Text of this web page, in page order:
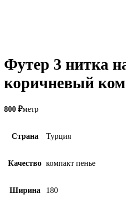
Футер 3 нитка
коричневый
800 ₽метр
Страна Турция
Качество компакт пенье
Ширина 180